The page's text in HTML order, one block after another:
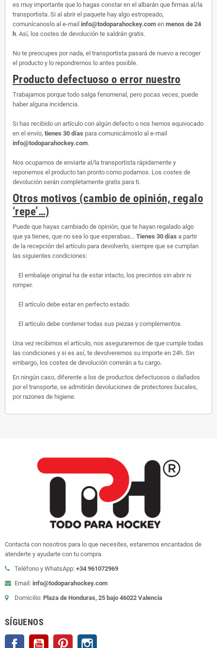
es muy importante que lo hagas constar en el albarán que firmas al/la
transportista. Si al abrir el paquete hay algo estropeado,
comunícanoslo al e-mail info@todoparahockey.com en menos de 24
h. Así, los costes de devolución te saldrán gratis.
No te preocupes por nada, el transportista pasará de nuevo a recoger
el producto y lo repondremos lo antes posible.
Producto defectuoso o error nuestro
Trabajamos porque todo salga fenomenal, pero pocas veces, puede
haber alguna incidencia.
Si has recibido un artículo con algún defecto o nos hemos equivocado
en el envío, tienes 30 días para comunicárnoslo al e-mail
info@todoparahockey.com.
Nos ocupamos de enviarte al/la transportista rápidamente y
reponemos el producto tan pronto como podamos. Los costes de
devolución serán completamente gratis para ti.
Otros motivos (cambio de opinión, regalo
‘repe’…)
Puede que hayas cambiado de opinión, que te hayan regalado algo
que ya tienes, que no sea lo que esperabas… Tienes 30 días a partir
de la recepción del artículo para devolverlo, siempre que se cumplan
las siguientes condiciones:
El embalaje original ha de estar intacto, los precintos sin abrir ni
romper.
El artículo debe estar en perfecto estado.
El artículo debe contener todas sus piezas y complementos.
Una vez recibimos el artículo, nos aseguraremos de que cumple todas
las condiciones y si es así, te devolveremos su importe en 24h. Sin
embargo, los costes de devolución correrán a tu cargo.
En ningún caso, diferente a los de productos defectuosos o dañados
por el transporte, se admitirán devoluciones de protectores bucales,
por razones de higiene.
Contacta con nosotros para lo que necesites, estaremos encantados de
atenderte y ayudarte con tu compra.
Teléfono y WhatsApp: +34 961072969
Email: info@todoparahockey.com
Domicilio: Plaza de Honduras, 25 bajo 46022 Valencia
SÍGUENOS
Facebook YouTube Pinterest